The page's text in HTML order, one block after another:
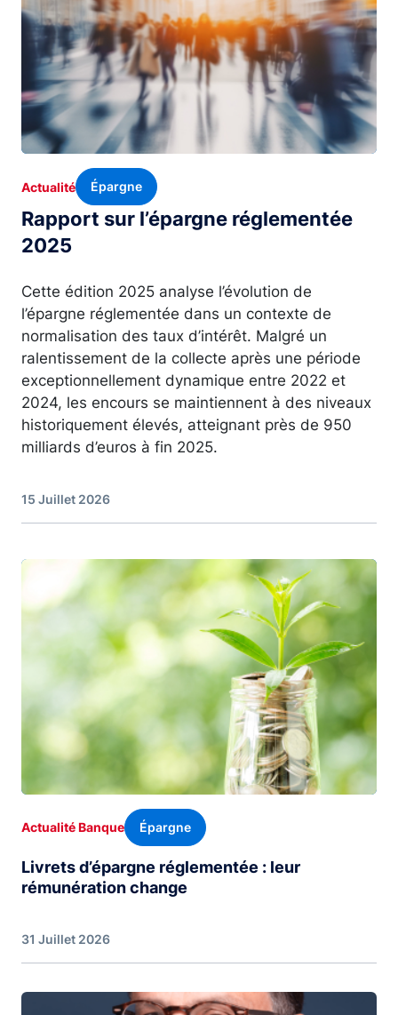
Rapport sur l’épargne réglementée
2025
Actualité Épargne
Cette édition 2025 analyse l’évolution de
l’épargne réglementée dans un contexte de
normalisation des taux d’intérêt. Malgré un
ralentissement de la collecte après une période
exceptionnellement dynamique entre 2022 et
2024, les encours se maintiennent à des niveaux
historiquement élevés, atteignant près de 950
milliards d’euros à fin 2025.
15 Juillet 2026
Actualité Banque Épargne
Livrets d’épargne réglementée : leur
rémunération change
31 Juillet 2026
Image